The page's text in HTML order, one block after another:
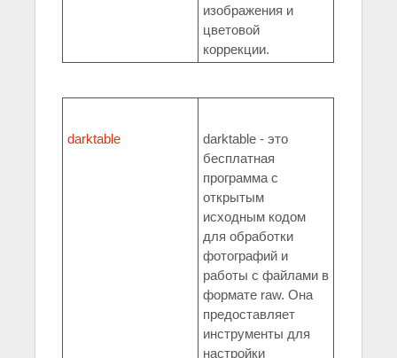
изображения и
цветовой
коррекции.
darktable
darktable - это
бесплатная
программа с
открытым
исходным кодом
для обработки
фотографий и
работы с файлами в
формате raw. Она
предоставляет
инструменты для
настройки